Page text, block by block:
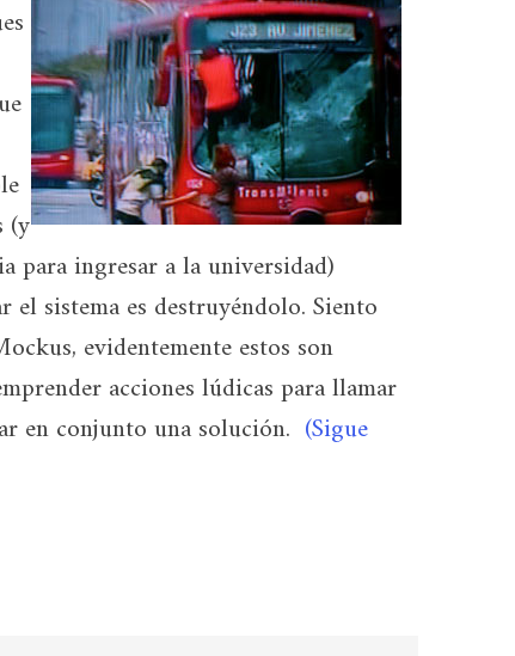
(y
para ingresar a la universidad)
sistema es destruyéndolo. Siento
evidentemente estos son
acciones lúdicas para llamar
en conjunto una solución. (Sigue